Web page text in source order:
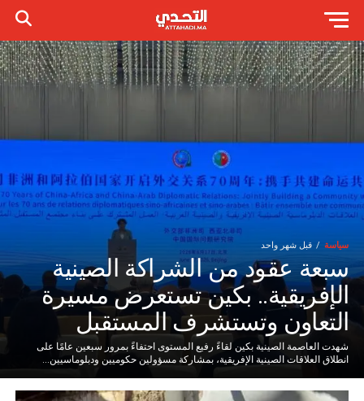
سياسة قبل شهر واحد
سبعة عقود من الشراكة الصينية
الإفريقية.. بكين تستعرض مسيرة
التعاون وتستشرف المستقبل
شهدت العاصمة الصينية بكين لقاءً رفيع المستوى احتفاءً بمرور سبعين عامًا على
انطلاق العلاقات الصينية الإفريقية، بمشاركة مسؤولين حكوميين ودبلوماسيين...